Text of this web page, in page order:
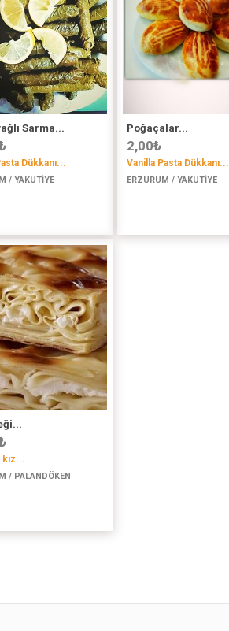
Sarma...
Dükkanı...
/ YAKUTİYE
Poğaçalar...
2,00₺
Vanilla Pasta Dükkanı...
ERZURUM / YAKUTİYE
/ PALANDÖKEN